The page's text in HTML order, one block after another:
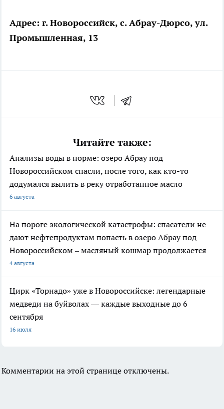
Адрес: г. Новороссийск, с. Абрау-Дюрсо, ул.
Промышленная, 13
Читайте также:
Анализы воды в норме: озеро Абрау под
Новороссийском спасли, после того, как кто-то
додумался вылить в реку отработанное масло
6 августа
На пороге экологической катастрофы: спасатели не
дают нефтепродуктам попасть в озеро Абрау под
Новороссийском – масляный кошмар продолжается
4 августа
Цирк «Торнадо» уже в Новороссийске: легендарные
медведи на буйволах — каждые выходные до 6
сентября
16 июля
Комментарии на этой странице отключены.